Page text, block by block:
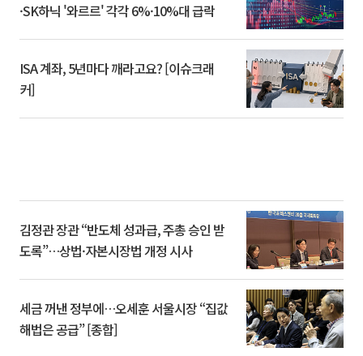
·SK하닉 '와르르' 각각 6%·10%대 급락
ISA 계좌, 5년마다 깨라고요? [이슈크래
커]
김정관 장관 “반도체 성과급, 주총 승인 받
도록”…상법·자본시장법 개정 시사
세금 꺼낸 정부에…오세훈 서울시장 “집값
해법은 공급” [종합]